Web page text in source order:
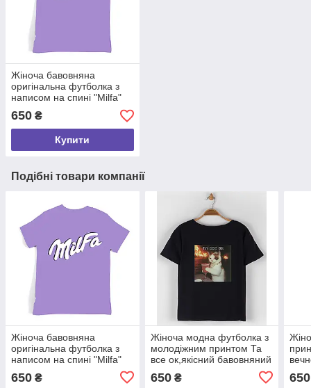
Жіноча бавовняна
оригінальна футболка з
написом на спині "Milfa"
(Мілфа), 100% бавовна,
розмір S
650 ₴
Купити
Подібні товари компанії
Жіноча бавовняна
оригінальна футболка з
написом на спині "Milfa"
(Мілфа), 100% бавовна,
розмір S
650 ₴
Жіноча модна футболка з
молодіжним принтом Та
все ок,якісний бавовняний
650₴ 650